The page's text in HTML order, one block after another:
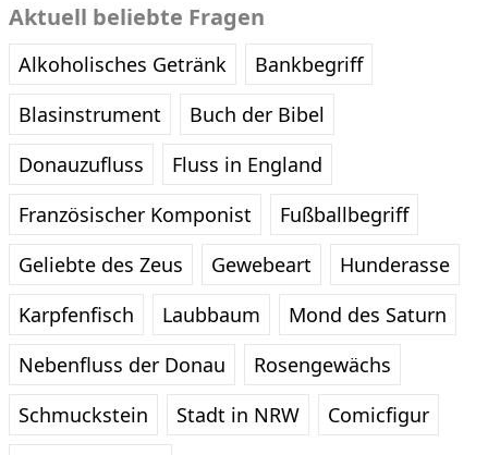
Aktuell beliebte Fragen
Alkoholisches Getränk
Bankbegriff
Blasinstrument
Buch der Bibel
Donauzufluss
Fluss in England
Französischer Komponist
Fußballbegriff
Geliebte des Zeus
Gewebeart
Hunderasse
Karpfenfisch
Laubbaum
Mond des Saturn
Nebenfluss der Donau
Rosengewächs
Schmuckstein
Stadt in NRW
Comicfigur